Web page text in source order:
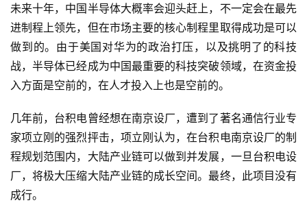
专
栏
吉
开
T
a
l
k
未来十年，中国半导体大概率会迎头赶上，不一定会在最先
进制程上领先，但在市场主要的核心制程里取得成功是可以
做到的。由于美国对华为的政治打压，以及挑明了的科技
战，半导体已经成为中国最重要的科技突破领域，在资金投
入方面是空前的，在人才投入上也是空前的。
几年前，台积电曾经想在南京设厂，遭到了著名通信行业专
家项立刚的强烈抨击，项立刚认为，在台积电南京设厂的制
程规划范围内，大陆产业链可以做到并发展，一旦台积电设
厂，将极大压缩大陆产业链的成长空间。最终，此项目没有
成行。